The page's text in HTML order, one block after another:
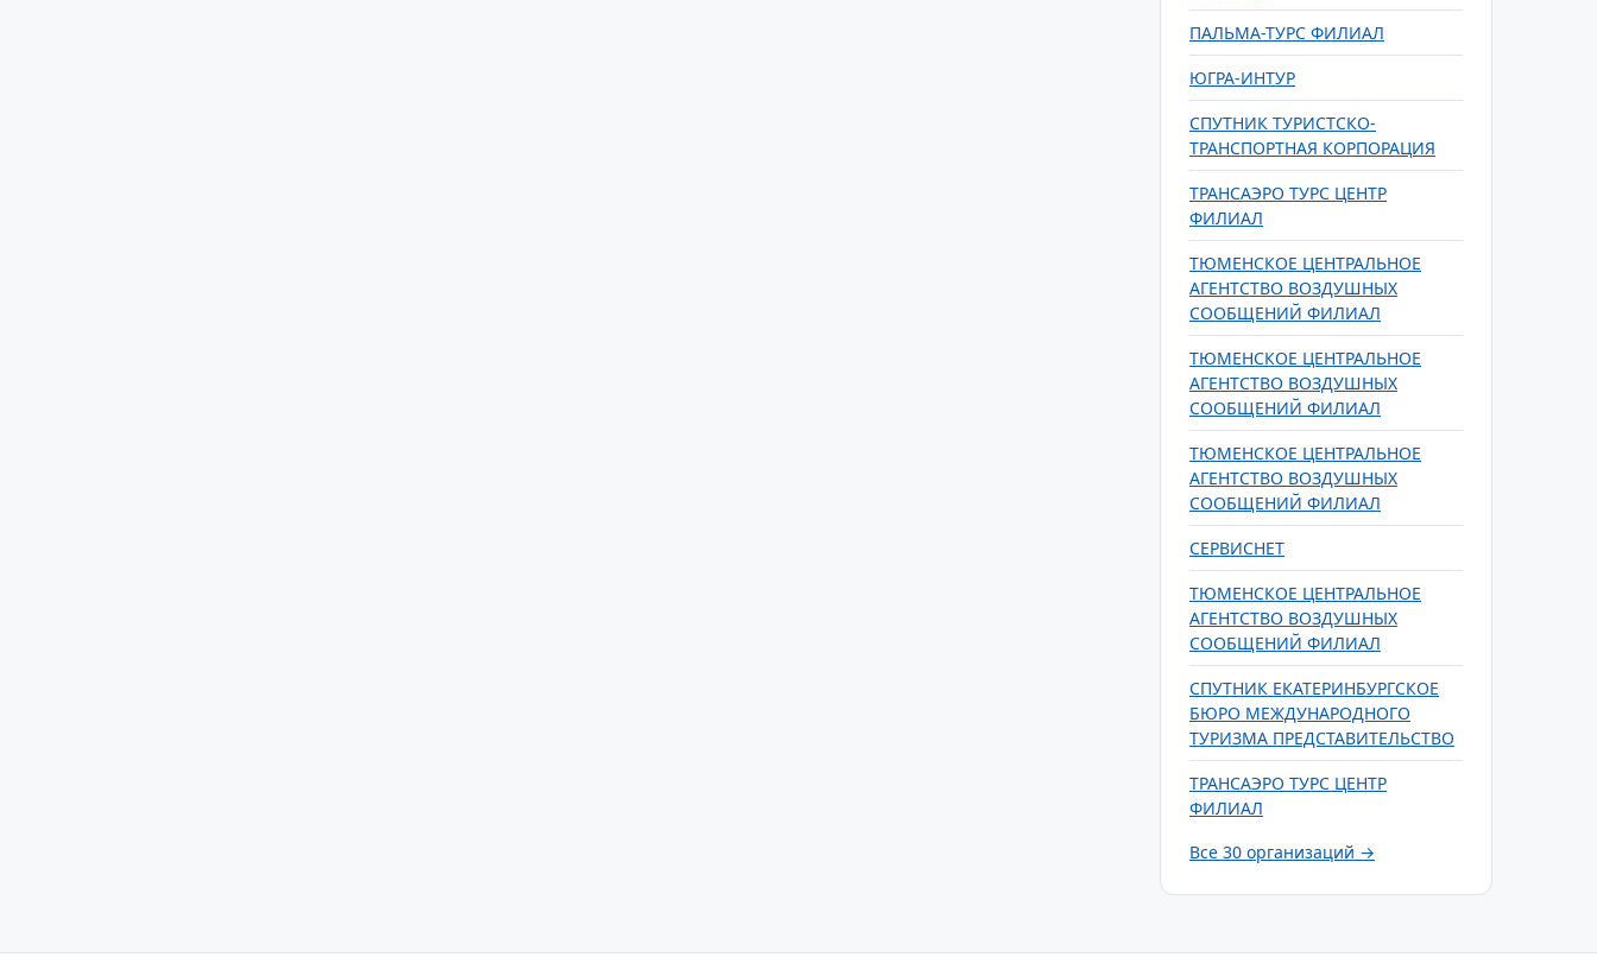
ПАЛЬМА-ТУРC ФИЛИАЛ
ЮГРА-ИНТУР
СПУТНИК ТУРИСТСКО-
ТРАНСПОРТНАЯ КОРПОРАЦИЯ
ТРАНСАЭРО ТУРС ЦЕНТР
ФИЛИАЛ
ТЮМЕНСКОЕ ЦЕНТРАЛЬНОЕ
АГЕНТСТВО ВОЗДУШНЫХ
СООБЩЕНИЙ ФИЛИАЛ
ТЮМЕНСКОЕ ЦЕНТРАЛЬНОЕ
АГЕНТСТВО ВОЗДУШНЫХ
СООБЩЕНИЙ ФИЛИАЛ
ТЮМЕНСКОЕ ЦЕНТРАЛЬНОЕ
АГЕНТСТВО ВОЗДУШНЫХ
СООБЩЕНИЙ ФИЛИАЛ
СЕРВИСНЕТ
ТЮМЕНСКОЕ ЦЕНТРАЛЬНОЕ
АГЕНТСТВО ВОЗДУШНЫХ
СООБЩЕНИЙ ФИЛИАЛ
СПУТНИК ЕКАТЕРИНБУРГСКОЕ
БЮРО МЕЖДУНАРОДНОГО
ТУРИЗМА ПРЕДСТАВИТЕЛЬСТВО
ТРАНСАЭРО ТУРС ЦЕНТР
ФИЛИАЛ
Все 30 организаций →